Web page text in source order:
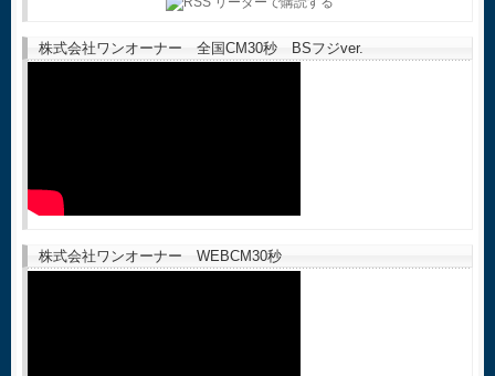
株式会社ワンオーナー 全国CM30秒 BSフジver.
株式会社ワンオーナー WEBCM30秒